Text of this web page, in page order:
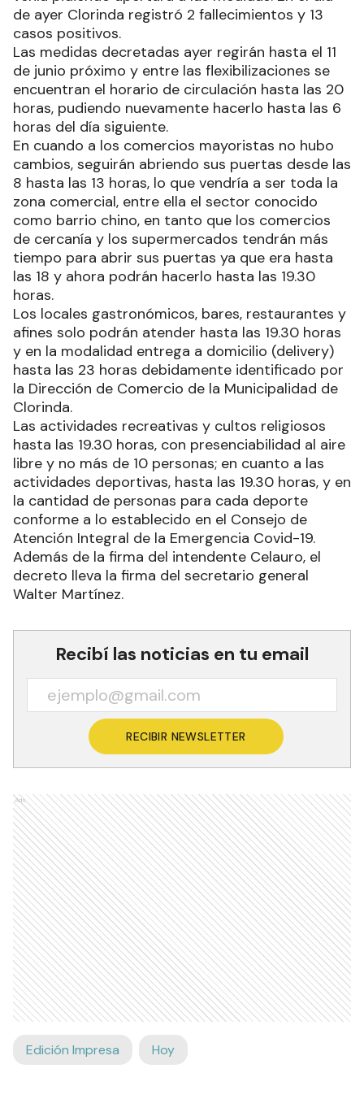
de ayer Clorinda registró 2 fallecimientos y 13
casos positivos.
Las medidas decretadas ayer regirán hasta el 11
de junio próximo y entre las flexibilizaciones se
encuentran el horario de circulación hasta las 20
horas, pudiendo nuevamente hacerlo hasta las 6
horas del día siguiente.
En cuando a los comercios mayoristas no hubo
cambios, seguirán abriendo sus puertas desde las
8 hasta las 13 horas, lo que vendría a ser toda la
zona comercial, entre ella el sector conocido
como barrio chino, en tanto que los comercios
de cercanía y los supermercados tendrán más
tiempo para abrir sus puertas ya que era hasta
las 18 y ahora podrán hacerlo hasta las 19.30
horas.
Los locales gastronómicos, bares, restaurantes y
afines solo podrán atender hasta las 19.30 horas
y en la modalidad entrega a domicilio (delivery)
hasta las 23 horas debidamente identificado por
la Dirección de Comercio de la Municipalidad de
Clorinda.
Las actividades recreativas y cultos religiosos
hasta las 19.30 horas, con presenciabilidad al aire
libre y no más de 10 personas; en cuanto a las
actividades deportivas, hasta las 19.30 horas, y en
la cantidad de personas para cada deporte
conforme a lo establecido en el Consejo de
Atención Integral de la Emergencia Covid-19.
Además de la firma del intendente Celauro, el
decreto lleva la firma del secretario general
Walter Martínez.
Recibí las noticias en tu email
RECIBIR NEWSLETTER
Ads
Edición Impresa Hoy